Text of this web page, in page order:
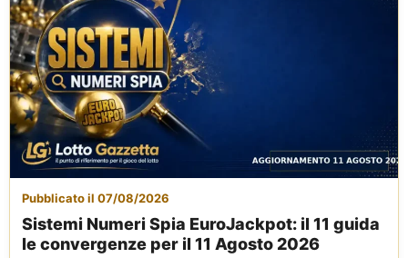
Pubblicato il 07/08/2026
Sistemi Numeri Spia EuroJackpot: il 11 guida
le convergenze per il 11 Agosto 2026